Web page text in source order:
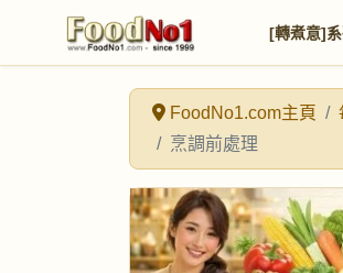
[轉煮意]系
FoodNo1.com主頁
烹調前處理